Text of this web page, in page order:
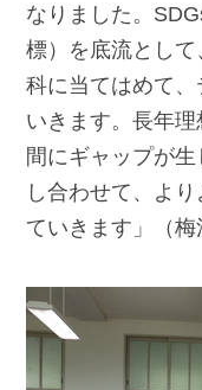
なりました。
標）を底流とし
科に当てはめて
いきます。長年
間にギャップが
し合わせて、よ
ていきます」（梅